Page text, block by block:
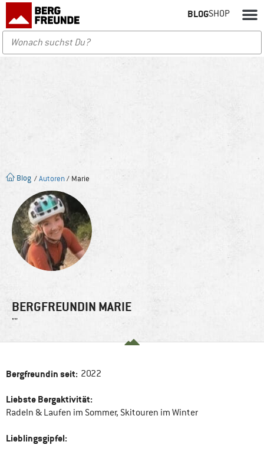
BLOGSHOP
Blog /Autoren/ Marie
BERGFREUNDIN MARIE
""
Bergfreundin seit: 2022
Liebste Bergaktivität:
Radeln & Laufen im Sommer, Skitouren im Winter
Lieblingsgipfel: